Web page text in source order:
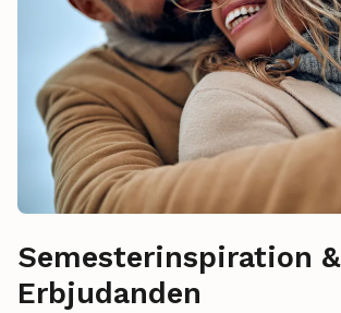
Semesterinspiration &
Erbjudanden